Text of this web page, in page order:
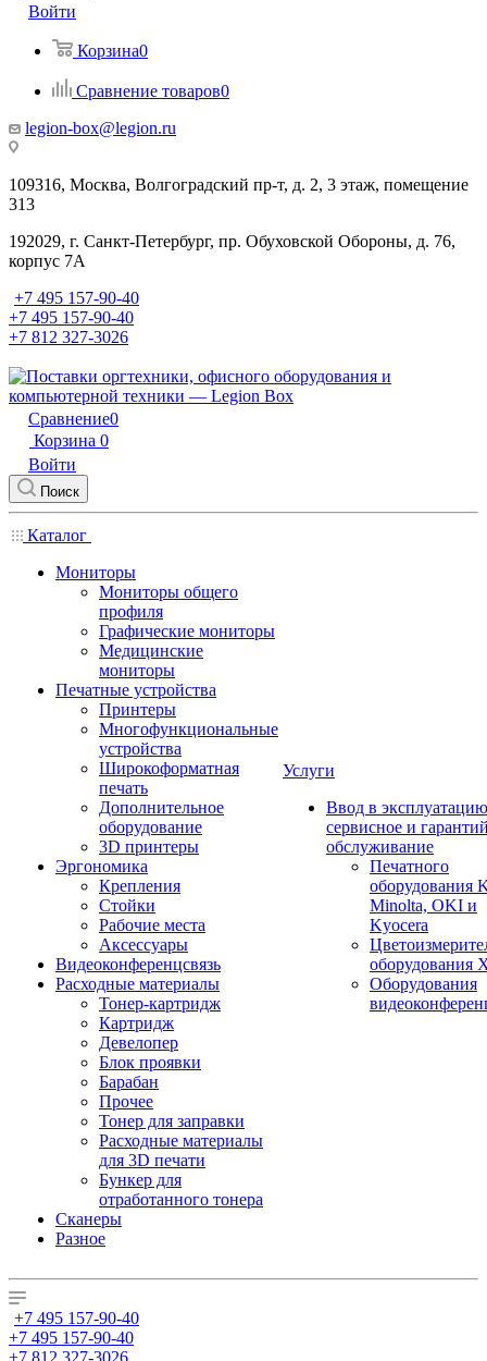
Войти
Корзина0
Сравнение товаров0
legion-box@legion.ru
109316, Москва, Волгоградский пр-т, д. 2, 3 этаж, помещение
313
192029, г. Санкт-Петербург, пр. Обуховской Обороны, д. 76,
корпус 7А
+7 495 157-90-40
+7 495 157-90-40
+7 812 327-3026
Сравнение0
Корзина 0
Войти
Поиск
Каталог
Мониторы
Мониторы общего
профиля
Графические мониторы
Медицинские
мониторы
Печатные устройства
Принтеры
Многофункциональные
устройства
Широкоформатная
печать
Дополнительное
оборудование
3D принтеры
Эргономика
Крепления
Стойки
Рабочие места
Аксессуары
Видеоконференцсвязь
Расходные материалы
Тонер-картридж
Картридж
Девелопер
Блок проявки
Барабан
Прочее
Тонер для заправки
Расходные материалы
для 3D печати
Бункер для
отработанного тонера
Сканеры
Разное
Услуги
Ввод в
сервисное и
обслуживание
Печатного
оборудования
Minolta, OKI и
Kyocera
оборудования
Оборудования
+7 495 157-90-40
+7 495 157-90-40
+7 812 327-3026